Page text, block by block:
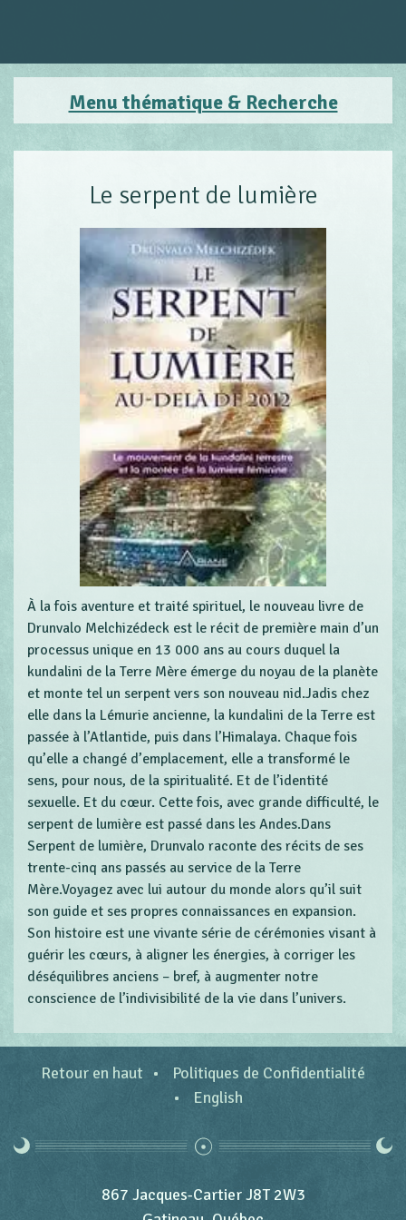
Menu thématique & Recherche
Le serpent de lumière
À la fois aventure et traité spirituel, le nouveau livre de
Drunvalo Melchizédeck est le récit de première main d’un
processus unique en 13 000 ans au cours duquel la
kundalini de la Terre Mère émerge du noyau de la planète
et monte tel un serpent vers son nouveau nid.Jadis chez
elle dans la Lémurie ancienne, la kundalini de la Terre est
passée à l’Atlantide, puis dans l’Himalaya. Chaque fois
qu’elle a changé d’emplacement, elle a transformé le
sens, pour nous, de la spiritualité. Et de l’identité
sexuelle. Et du cœur. Cette fois, avec grande difficulté, le
serpent de lumière est passé dans les Andes.Dans
Serpent de lumière, Drunvalo raconte des récits de ses
trente-cinq ans passés au service de la Terre
Mère.Voyagez avec lui autour du monde alors qu’il suit
son guide et ses propres connaissances en expansion.
Son histoire est une vivante série de cérémonies visant à
guérir les cœurs, à aligner les énergies, à corriger les
déséquilibres anciens – bref, à augmenter notre
conscience de l’indivisibilité de la vie dans l’univers.
Retour en haut
Politiques de Confidentialité
English
867 Jacques-Cartier J8T 2W3